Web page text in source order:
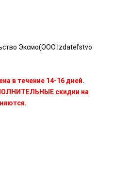
Эксмо(OOO Izdatel'stvo
в течение 14-16 дней.
скидки на